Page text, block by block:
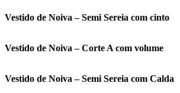
Vestido de Noiva – Semi Sereia com cinto
Vestido de Noiva – Corte A com volume
Vestido de Noiva – Semi Sereia com Calda